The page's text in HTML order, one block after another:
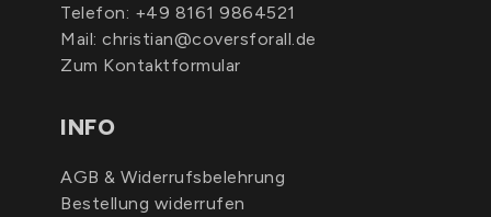
Telefon: +49 8161 9864521
Mail: christian@coversforall.de
Zum Kontaktformular
INFO
AGB & Widerrufsbelehrung
Bestellung widerrufen